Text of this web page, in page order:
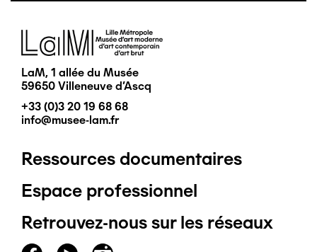
Image
LaM, 1 allée du Musée
59650 Villeneuve d'Ascq
+33 (0)3 20 19 68 68
info@musee-lam.fr
Pied
de
page
Ressources documentaires
Espace professionnel
Retrouvez-nous sur les réseaux